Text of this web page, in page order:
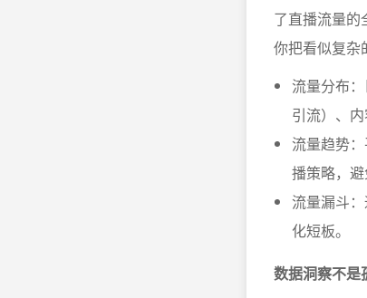
了直播流量的
你把看似复杂
流量分布
引流）、
流量趋势
播策略，避
流量漏斗
化短板。
数据洞察不是